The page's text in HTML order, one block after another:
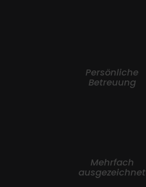
Persönliche
Betreuung
Mehrfach
ausgezeichnet